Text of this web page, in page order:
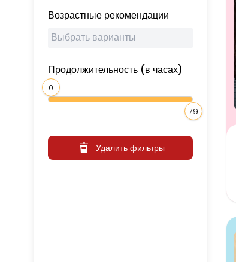
Возрастные рекомендации
Продолжительность (в часах)
0
79
Удалить фильтры